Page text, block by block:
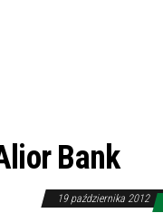
Bank
19 października 2012